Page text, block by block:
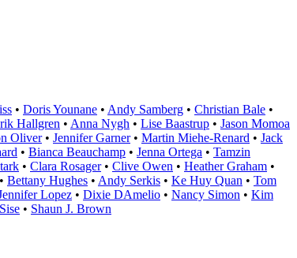
• Doris Younane • Andy Samberg • Christian Bale •
Hallgren • Anna Nygh • Lise Baastrup • Jason Momoa
Oliver• Jennifer Garner• Martin Miehe-Renard • Jack
• Bianca Beauchamp • Jenna Ortega • Tamzin
• Clara Rosager• Clive Owen • Heather Graham •
• Bettany Hughes • Andy Serkis • Ke Huy Quan • Tom
Lopez • Dixie DAmelio • Nancy Simon • Kim
• Shaun J. Brown